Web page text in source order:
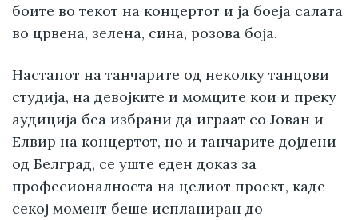
боите во текот на концертот и ја боеја салата
во црвена, зелена, сина, розова боја.
Настапот на танчарите од неколку танцови
студија, на девојките и момците кои и преку
аудиција беа избрани да играат со Јован и
Елвир на концертот, но и танчарите дојдени
од Белград, се уште еден доказ за
професионалноста на целиот проект, каде
секој момент беше испланиран до